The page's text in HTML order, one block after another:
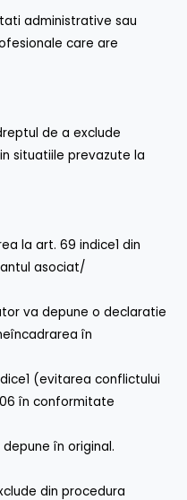
administrative sau
care are
de a exclude
situatiile prevazute la
la art. 69 indice1 din
asociat/
va depune o declaratie
în
(evitarea conflictului
în conformitate
în original.
din procedura